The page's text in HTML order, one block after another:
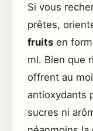
Si vous
prêtes,
fruits en
ml. Bien que
offrent au
antioxydants
sucres ni